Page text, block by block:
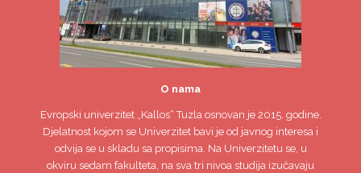
O nama
Evropski univerzitet„Kallos“ Tuzla osnovan je 2015. godine.
Djelatnost kojom se Univerzitet bavi je od javnog interesa i
odvija se u skladu sa propisima. Na Univerzitetu se, u
okviru sedam fakulteta, na sva tri nivoa studija izučavaju